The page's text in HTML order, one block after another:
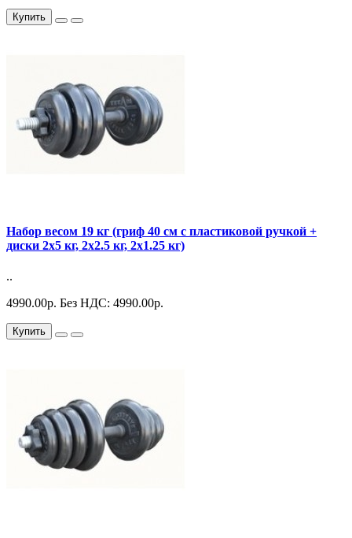
Купить
Набор весом 19 кг (гриф 40 см с пластиковой ручкой +
диски 2х5 кг, 2х2.5 кг, 2х1.25 кг)
..
4990.00р. Без НДС: 4990.00р.
Купить